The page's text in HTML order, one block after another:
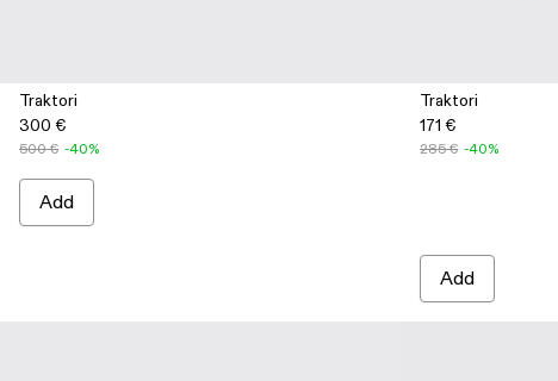
Traktori
300 €
500 € -40%
Add
Traktori
171 €
285 € -40%
Add